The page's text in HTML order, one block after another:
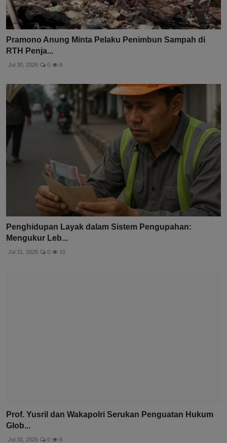
Pramono Anung Minta Pelaku Penimbun Sampah di
RTH Penja...
Jul 30, 2026 0 8
Penghidupan Layak dalam Sistem Pengupahan:
Mengukur Leb...
Jul 31, 2026 0 10
Prof. Yusril dan Wakapolri Serukan Penguatan Hukum
Glob...
Jul 30, 2026 0 8